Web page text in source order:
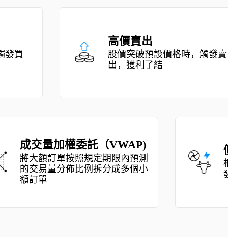
股價突破預設價格時，觸發賣
出，獲利了結
成交量加權委託（VWAP)
規定期限內預測
例拆分成多個小
價格盤口觸發
根據關聯資產行情
發委託